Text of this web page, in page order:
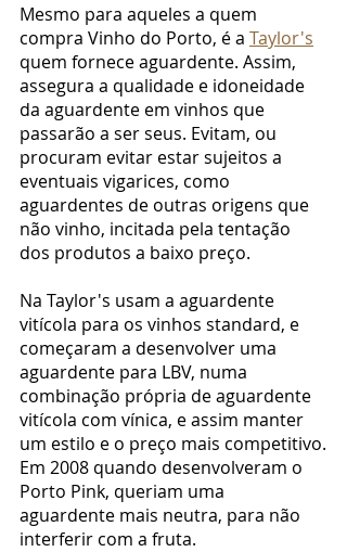
Mesmo para aqueles a quem
compra Vinho do Porto, é a Taylor's
quem fornece aguardente. Assim,
assegura a qualidade e idoneidade
da aguardente em vinhos que
passarão a ser seus. Evitam, ou
procuram evitar estar sujeitos a
eventuais vigarices, como
aguardentes de outras origens que
não vinho, incitada pela tentação
dos produtos a baixo preço.
Na Taylor's usam a aguardente
vitícola para os vinhos standard, e
começaram a desenvolver uma
aguardente para LBV, numa
combinação própria de aguardente
vitícola com vínica, e assim manter
um estilo e o preço mais competitivo.
Em 2008 quando desenvolveram o
Porto Pink, queriam uma
aguardente mais neutra, para não
interferir com a fruta.